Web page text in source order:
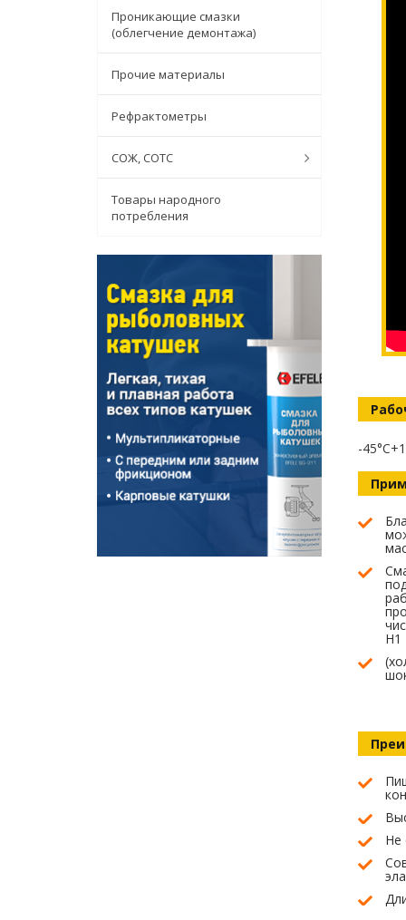
Проникающие смазки
(облегчение демонтажа)
Прочие материалы
Рефрактометры
СОЖ, СОТС
Товары народного
потребления
-
H1
Не